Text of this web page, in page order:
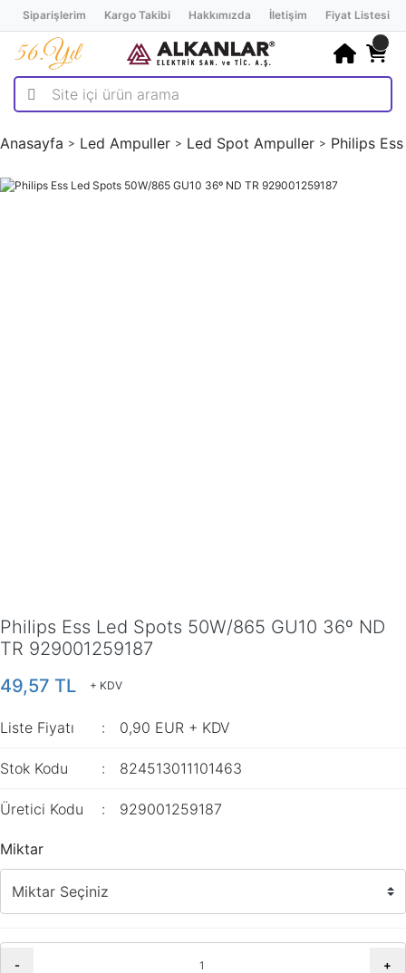
Siparişlerim Kargo Takibi Hakkımızda İletişim Fiyat Listesi
Anasayfa Led Ampuller Led Spot Ampuller Philips
Philips Ess Led Spots 50W/865 GU10 36º ND
TR 929001259187
49,57 TL
+ KDV
Liste Fiyatı 0,90 EUR + KDV
Stok Kodu 824513011101463
Üretici Kodu 929001259187
Miktar
- +